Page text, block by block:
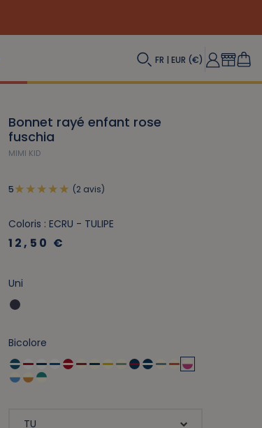
FR | EUR (€)
Bonnet rayé enfant rose
fuschia
MIMI KID
5 (2 avis)
Coloris : ECRU - TULIPE
12,50 €
Uni
Bicolore